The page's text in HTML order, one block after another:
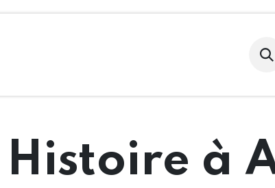
Histoire à